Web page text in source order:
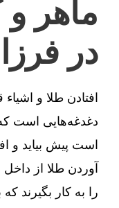
ماهر و
در
افتادن طلا و
دغدغه‌هایی است
است پیش بیاید و
آوردن طلا از
را به کار بگیرند